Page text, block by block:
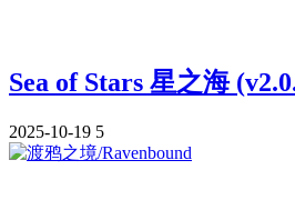
Sea of Stars 星之海
2025-10-19 5